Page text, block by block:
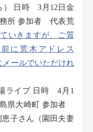
） 日時 3月12日金
所 参加者 代表荒
いきますが、ご質
に荒木アドレス
メールでいただけれ
ライブ 日時 4月1
県大崎町 参加者
子さん（園田夫妻